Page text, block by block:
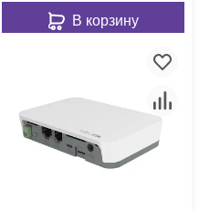
В корзину